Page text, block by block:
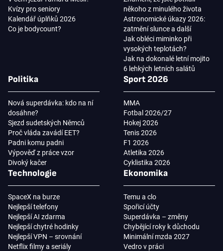
Kvízy pro seniory
Kalendář úplňků 2026
Co je bodycount?
někoho z minulého života
Astronomické úkazy 2026:
zatmění slunce a další
Jak obléci miminko při
vysokých teplotách?
Jak na dokonalé letní mojito
6 lehkých letních salátů
Politika
Nová superdávka: kdo na ní
dosáhne?
Sjezd sudetských Němců
Proč vláda zavádí EET?
Padni komu padni
Výpověď z práce vzor
Divoký kačer
Sport 2026
MMA
Fotbal 2026/27
Hokej 2026
Tenis 2026
F1 2026
Atletika 2026
Cyklistika 2026
Technologie
SpaceX na burze
Nejlepší telefony
Nejlepší AI zdarma
Nejlepší chytré hodinky
Nejlepší VPN – srovnání
Netflix filmy a seriály
Ekonomika
Temu a clo
Spořicí účty
Superdávka – změny
Chybějící roky k důchodu
Minimální mzda 2027
Vedro v práci